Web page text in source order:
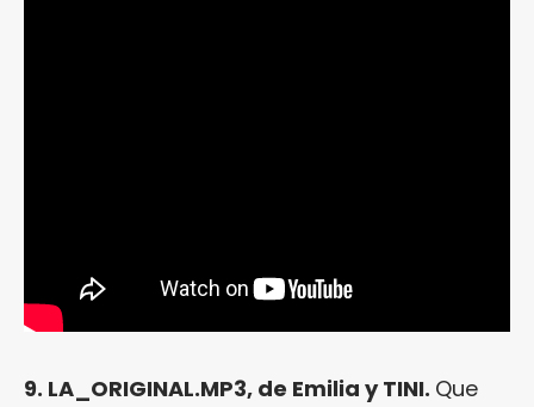
9. LA_ORIGINAL.MP3, de Emilia y TINI. Que